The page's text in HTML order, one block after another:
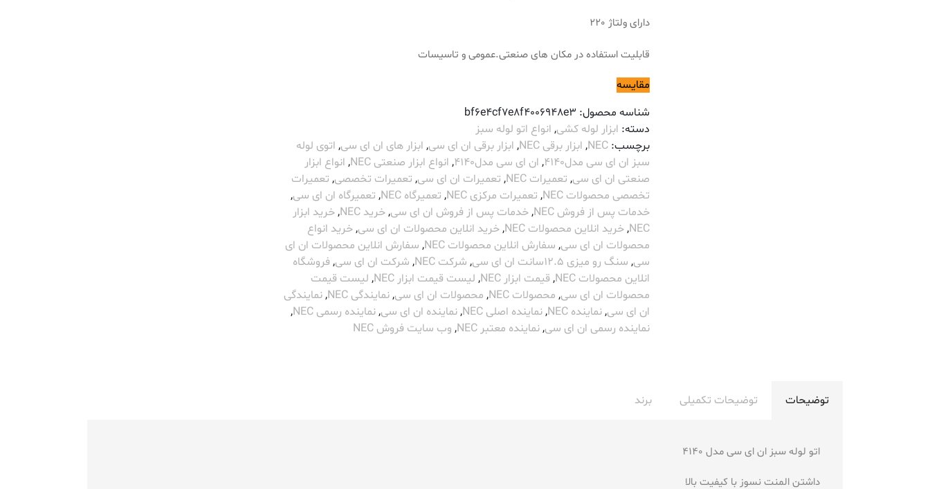
دارای ولتاژ 220
قابلیت استفاده در مکان های صنعتی.عمومی و تاسیسات
مقایسه
شناسه محصول: bf6e4cf7e8f4006948e3
دسته: ابزار لوله کشی, انواع اتو لوله سبز
برچسب: NEC
, ابزار برقی NEC , ابزار برقی ان ای سی, ابزار های ان ای سی, اتوی لوله
سبز ان ای سی مدل4140
, ان ای سی مدل4140 , انواع ابزار صنعتی NEC , انواع ابزار
صنعتی ان ای سی, تعمیرات NEC , تعمیرات ان ای سی, تعمیرات تخصصی, تعمیرات
تخصصی محصولات NEC
, تعمیرات مرکزی NEC , تعمیرگاه NEC , تعمیرگاه ان ای سی,
خدمات پس از فروش NEC
,خدمات پس از فروش ان ای سی,خرید NEC ,خرید ابزار
NEC
,خرید انلاین محصولات NEC ,خرید انلاین محصولات ان ای سی,خرید انواع
محصولات ان ای سی, سفارش انلاین محصولات NEC , سفارش انلاین محصولات ان ای
سی, سنگ رو میزی 12.5سانت ان ای سی , شرکت NEC , شرکت ان ای سی, فروشگاه
انلاین محصولات NEC
, قیمت ابزار NEC , لیست قیمت ابزار NEC , لیست قیمت
محصولات ان ای سی, محصولات NEC , محصولات ان ای سی,نمایندگی NEC ,نمایندگی
ان ای سی,نماینده NEC ,نماینده اصلی NEC ,نماینده ان ای سی,نماینده رسمی NEC
,
نماینده رسمی ان ای سی,نماینده معتبر NEC , وب سایت فروش NEC
توضیحات توضیحات تکمیلی برند
اتو لوله سبز ان ای سی مدل 4140
داشتن المنت نسوز با کیفیت بالا